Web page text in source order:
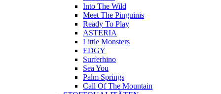
Into The Wild
Meet The Pinguinis
Ready To Play
ASTERIA
Little Monsters
EDGY
Surferhino
Sea You
Palm Springs
Call Of The Mountain